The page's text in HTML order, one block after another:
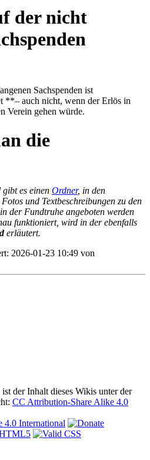
der nicht
Sachspenden ist
**– auch nicht, wenn der Erlös in
Verein gehen würde.
die
gibt es einen Ordner, in den
und Textbeschreibungen zu den
der Fundtruhe angeboten werden
funktioniert, wird in der ebenfalls
erläutert.
2026-01-23 10:49 von
der Inhalt dieses Wikis unter der
CC Attribution-Share Alike 4.0